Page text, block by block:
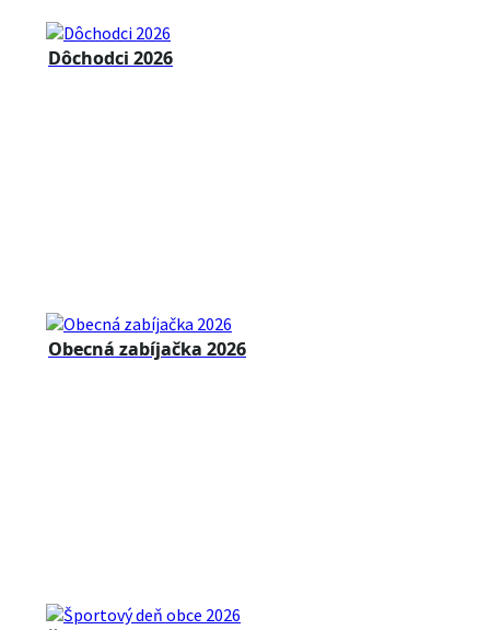
Dôchodci 2026
Obecná zabíjačka 2026